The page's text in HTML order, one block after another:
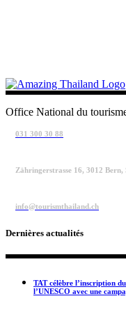
Office National du
031 300 30 88
Zähringerstrasse 16, 3012 Bern,
info@tourismthailand.ch
Dernières actualités
TAT célèbre l’inscription
l’UNESCO avec une